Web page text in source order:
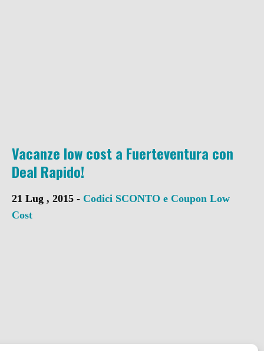
Vacanze low cost a Fuerteventura con
Deal Rapido!
21 Lug , 2015 - Codici SCONTO e Coupon Low
Cost